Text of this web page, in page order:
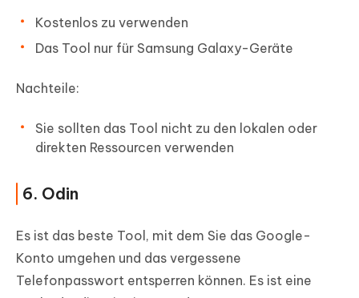
Kostenlos zu verwenden
Das Tool nur für Samsung Galaxy-Geräte
Nachteile:
Sie sollten das Tool nicht zu den lokalen oder
direkten Ressourcen verwenden
6. Odin
Es ist das beste Tool, mit dem Sie das Google-
Konto umgehen und das vergessene
Telefonpasswort entsperren können. Es ist eine